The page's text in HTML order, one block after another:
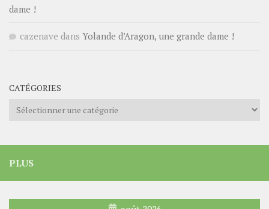
dame !
cazenave dans Yolande d’Aragon, une grande dame !
CATÉGORIES
Catégories
PLUS